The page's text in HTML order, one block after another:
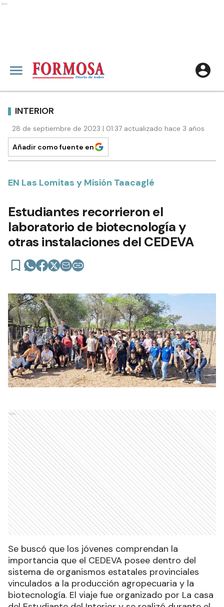
Ads
INTERIOR
28 de septiembre de 2023 | 01:37 actualizado hace 3 años
Añadir como fuente en
EN Las Lomitas y Misión Taacaglé
Estudiantes recorrieron el
laboratorio de biotecnología y
otras instalaciones del CEDEVA
Ads
Se buscó que los jóvenes comprendan la
importancia que el CEDEVA posee dentro del
sistema de organismos estatales provinciales
vinculados a la producción agropecuaria y la
biotecnología. El viaje fue organizado por La casa